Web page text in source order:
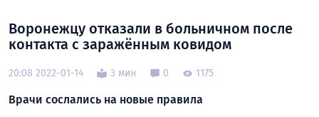
Воронежцу отказали в больничном после
контакта с заражённым ковидом
20:08 2022-01-14 3 мин 0 1175
Врачи сослались на новые правила